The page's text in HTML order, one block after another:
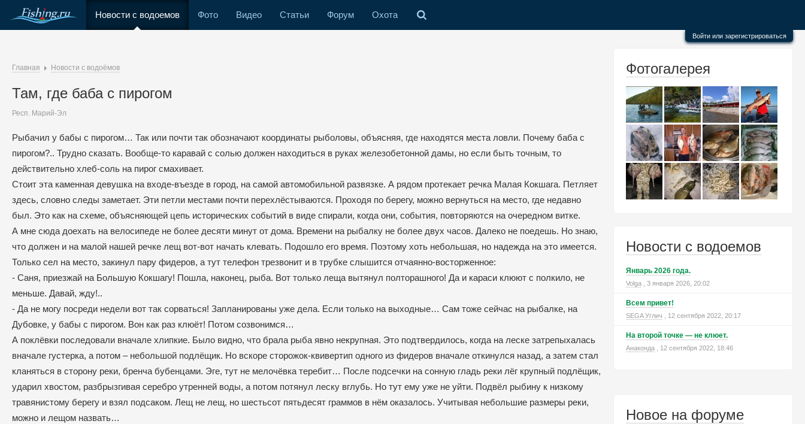
Новости с водоемов Фото Видео Статьи Форум Охота
Войти или зарегистрироваться
Главная Новости с водоёмов
Там, где баба с пирогом
Респ. Марий-Эл
Рыбачил у бабы с пирогом… Так или почти так обозначают координаты рыболовы, объясняя, где находятся места ловли. Почему баба с
пирогом?.. Трудно сказать. Вообще-то каравай с солью должен находиться в руках железобетонной дамы, но если быть точным, то
действительно хлеб-соль на пирог смахивает.
Стоит эта каменная девушка на входе-въезде в город, на самой автомобильной развязке. А рядом протекает речка Малая Кокшага. Петляет
здесь, словно следы заметает. Эти петли местами почти перехлёстываются. Проходя по берегу, можно вернуться на место, где недавно
был. Это как на схеме, объясняющей цепь исторических событий в виде спирали, когда они, события, повторяются на очередном витке.
А мне сюда доехать на велосипеде не более десяти минут от дома. Времени на рыбалку не более двух часов. Далеко не поедешь. Но знаю,
что должен и на малой нашей речке лещ вот-вот начать клевать. Подошло его время. Поэтому хоть небольшая, но надежда на это имеется.
Только сел на место, закинул пару фидеров, а тут телефон трезвонит и в трубке слышится отчаянно-восторженное:
- Саня, приезжай на Большую Кокшагу! Пошла, наконец, рыба. Вот только леща вытянул полторашного! Да и караси клюют с полкило, не
меньше. Давай, жду!..
- Да не могу посреди недели вот так сорваться! Запланированы уже дела. Если только на выходные… Сам тоже сейчас на рыбалке, на
Дубовке, у бабы с пирогом. Вон как раз клюёт! Потом созвонимся…
А поклёвки последовали вначале хлипкие. Было видно, что брала рыба явно некрупная. Это подтвердилось, когда на леске затрепыхалась
вначале густерка, а потом – небольшой подлёщик. Но вскоре сторожок-квивертип одного из фидеров вначале откинулся назад, а затем стал
кланяться в сторону реки, бренча бубенцами. Эге, тут не мелочёвка теребит… После подсечки на сонную гладь реки лёг крупный подлёщик,
ударил хвостом, разбрызгивая серебро утренней воды, а потом потянул леску вглубь. Но тут ему уже не уйти. Подвёл рыбину к низкому
травянистому берегу и взял подсаком. Лещ не лещ, но шестьсот пятьдесят граммов в нём оказалось. Учитывая небольшие размеры реки,
можно и лещом назвать…
Фотогалерея
Новости с водоемов
Январь 2026 года.
Volga , 3 января 2026, 20:02
Всем привет!
SEGA Углич , 12 сентября 2022, 20:17
На второй точке — не клюет.
Анаконда , 12 сентября 2022, 18:46
Новое на форуме